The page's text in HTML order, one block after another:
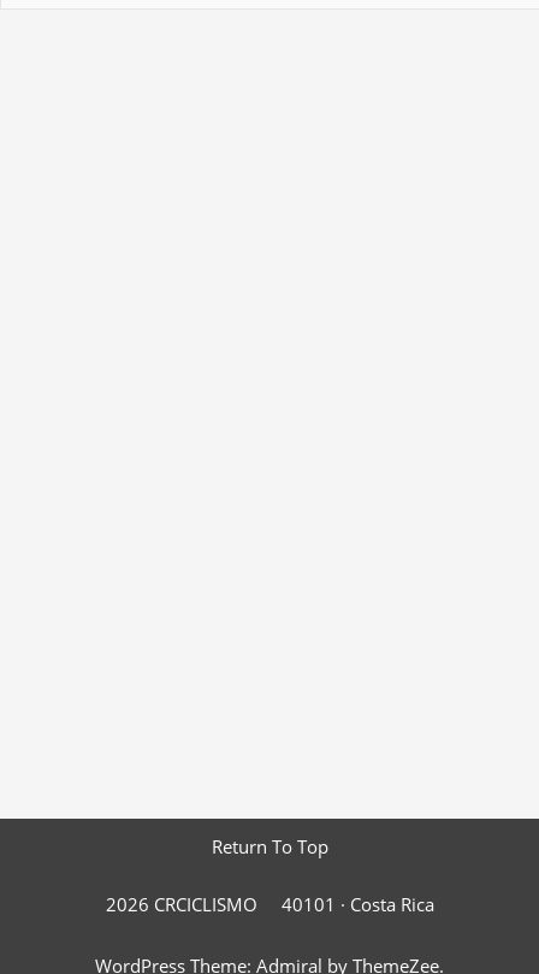
Return To Top
2026 CRCICLISMO 40101 · Costa Rica
WordPress Theme: Admiral by ThemeZee.